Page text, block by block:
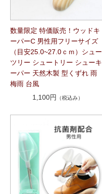
数量限定 特価販売！ウッドキ
ーパーC 男性用フリーサイズ
（目安25.0~27.0ｃｍ）シュー
ツリー シュートリー シューキ
ーパー 天然木製 型くずれ 雨
梅雨 台風
1,100円
（税込み）